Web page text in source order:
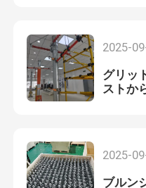
引金 を 求め て くだ
エポキシガラス繊維管
2025-
グリッ
ストか
2025-
ブルン